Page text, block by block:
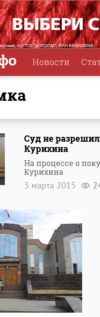
Новости
Суд не
Курихина
На процессе о
Курихина
3 марта 2015